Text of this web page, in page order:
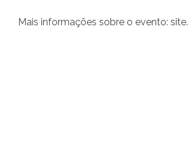
Mais informações sobre o evento: site.